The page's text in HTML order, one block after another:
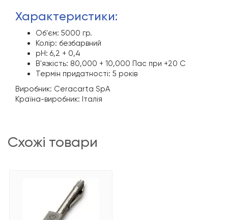
характеристики:
Об'єм: 5000 гр.
Колір: безбарвний
рН: 6,2 + 0,4
В'язкість: 80,000 + 10,000 Пас при +20 С
Термін придатності: 5 років
Виробник: Ceracarta SpA
Країна-виробник: Італія
схожі товари